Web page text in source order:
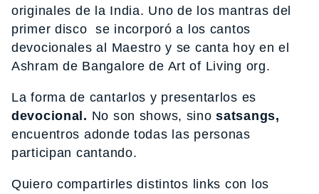
originales de la India. Uno de los mantras del
primer disco se incorporó a los cantos
devocionales al Maestro y se canta hoy en el
Ashram de Bangalore de Art of Living org.
La forma de cantarlos y presentarlos es
devocional. No son shows, sino satsangs,
encuentros adonde todas las personas
participan cantando.
Quiero compartirles distintos links con los